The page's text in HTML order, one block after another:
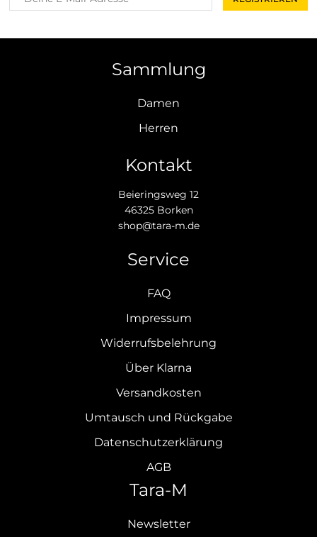
Sammlung
Damen
Herren
Kontakt
Beieringsweg 12
46325 Borken
shop@tara-m.de
Service
FAQ
Impressum
Widerrufsbelehrung
Über Klarna
Versandkosten
Umtausch und Rückgabe
Datenschutzerklärung
AGB
Tara-M
Newsletter